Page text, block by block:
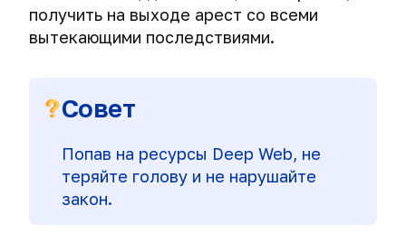
интернет-
мошенников.
Получение
собеседника.
алгоритм
шифрования,
аутентификация
провайдеры
получить на выходе арест со всеми
вытекающими последствиями.
Совет
Попав на ресурсы Deep Web, не
теряйте голову и не нарушайте
закон.